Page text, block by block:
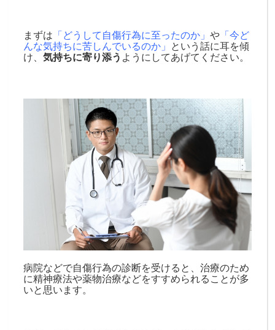
まずは 「どうして自傷行為に至ったのか」や 「今ど
んな気持ちに苦しんでいるのか」 という話に耳を傾
け、気持ちに寄り添う ようにしてあげてください。
病院などで自傷行為の診断を受けると、治療のため
に精神療法や薬物治療などをすすめられることが多
いと思います。